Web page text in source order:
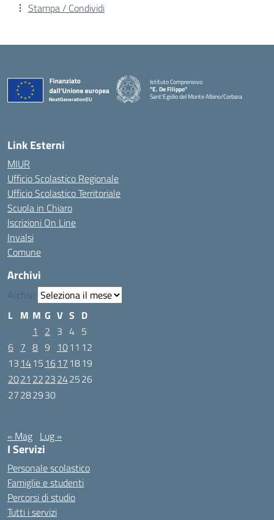
Stampa / Condividi
Istituto Comprensivo
"E. De Filippo"
Sant'Egidio del Monte Albino/Corbara
Link Esterni
MIUR
Ufficio Scolastico Regionale
Ufficio Scolastico Territoriale
Scuola in Chiaro
Iscrizioni On Line
Invalsi
Comune
Archivi
Archivi
L M M G V S D
1
2 3 4 5
6 7 8 9 1011 12
13 1415 1617 1819
2021 2223242526
27282930
« Mag Lug »
I Servizi
Personale scolastico
Famiglie e studenti
Percorsi di studio
Tutti i servizi